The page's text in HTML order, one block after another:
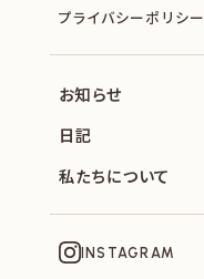
プライバシーポリシー
お知らせ
日記
私たちについて
INSTAGRAM